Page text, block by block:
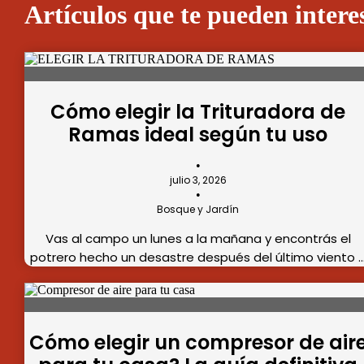
Artículos que te pueden
Cómo elegir la Trituradora de
Ramas ideal según tu uso
•
julio 3, 2026
•
Bosque y Jardín
Vas al campo un lunes a la mañana y encontrás el
potrero hecho un desastre después del último viento …
Cómo elegir un compresor de